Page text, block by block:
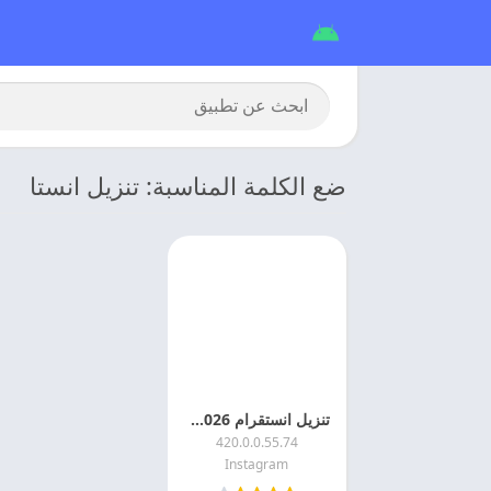
ضع الكلمة المناسبة: تنزيل انستا
تنزيل انستقرام 2026 Instagram APK اخر تحديث مجانا
420.0.0.55.74
Instagram